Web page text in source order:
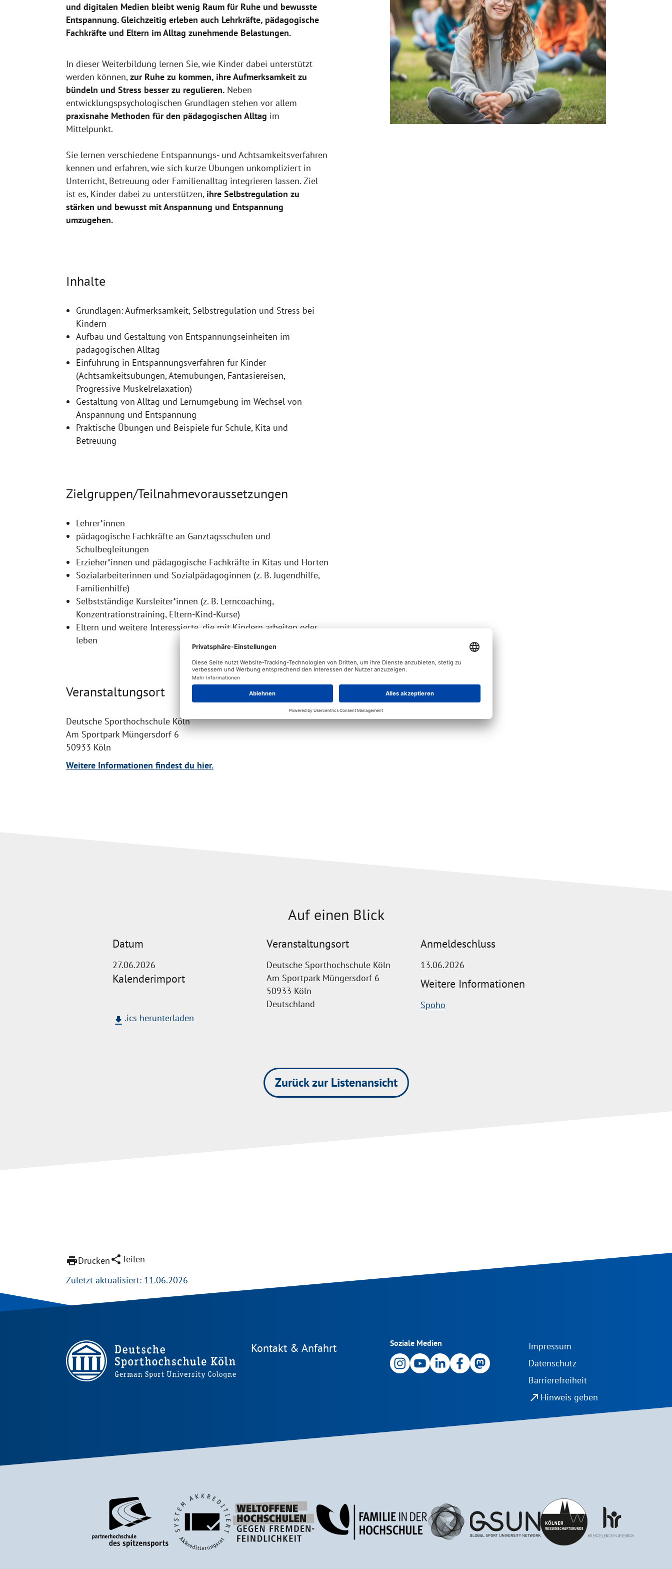
und digitalen Medien bleibt wenig Raum für Ruhe und bewusste
Entspannung. Gleichzeitig erleben auch Lehrkräfte, pädagogische
Fachkräfte und Eltern im Alltag zunehmende Belastungen.
In dieser Weiterbildung lernen Sie, wie Kinder dabei unterstützt
werden können,zur Ruhe zu kommen, ihre Aufmerksamkeit zu
bündeln und Stress besser zu regulieren. Neben
entwicklungspsychologischen Grundlagen stehen vor allem
praxisnahe Methoden für den pädagogischen Alltag im
Mittelpunkt.
Sie lernen verschiedene Entspannungs- und Achtsamkeitsverfahren
kennen und erfahren, wie sich kurze Übungen unkompliziert in
Unterricht, Betreuung oder Familienalltag integrieren lassen. Ziel
ist es, Kinder dabei zu unterstützen, ihre Selbstregulation zu
stärken und bewusst mit Anspannung und Entspannung
umzugehen.
Inhalte
Grundlagen: Aufmerksamkeit, Selbstregulation und Stress bei
Kindern
Aufbau und Gestaltung von Entspannungseinheiten im
pädagogischen Alltag
Einführung in Entspannungsverfahren für Kinder
(Achtsamkeitsübungen, Atemübungen, Fantasiereisen,
Progressive Muskelrelaxation)
Gestaltung von Alltag und Lernumgebung im Wechsel von
Anspannung und Entspannung
Praktische Übungen und Beispiele für Schule, Kita und
Betreuung
Zielgruppen/Teilnahmevoraussetzungen
Lehrer*innen
pädagogische Fachkräfte an Ganztagsschulen und
Schulbegleitungen
Erzieher*innen und pädagogische Fachkräfte in Kitas und Horten
Sozialarbeiterinnen und Sozialpädagoginnen (z. B. Jugendhilfe,
Familienhilfe)
Selbstständige Kursleiter*innen (z. B. Lerncoaching,
Konzentrationstraining, Eltern-Kind-Kurse)
Eltern und weitere Interessierte, die mit Kindern arbeiten oder
leben
Veranstaltungsort
Deutsche Sporthochschule Köln
Am Sportpark Müngersdorf 6
50933 Köln
Weitere Informationen findest du hier.
Auf einen Blick
Datum
27.06.2026
Kalenderimport
download .ics herunterladen
Veranstaltungsort
Deutsche Sporthochschule Köln
Am Sportpark Müngersdorf 6
50933 Köln
Deutschland
Anmeldeschluss
13.06.2026
Weitere Informationen
Spoho
Zurück zur Listenansicht
printDruckenshareTeilen
Zuletzt aktualisiert: 11.06.2026
Kontakt & Anfahrt Soziale Medien
Impressum
Datenschutz
Barrierefreiheit
north_east Hinweis geben